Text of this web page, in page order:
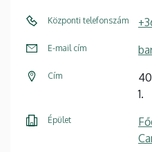
Központi telefonszám
E-mail cím
Cím
1.
Épület